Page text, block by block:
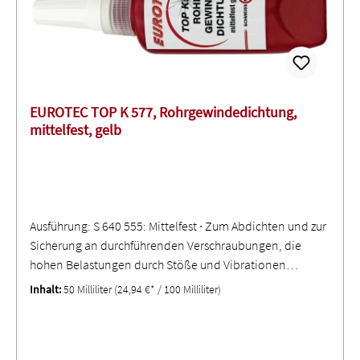
EUROTEC TOP K 577, Rohrgewindedichtung,
mittelfest, gelb
Ausführung: S 640 555: Mittelfest ∙ Zum Abdichten und zur
Sicherung an durchführenden Verschraubungen, die
hohen Belastungen durch Stöße und Vibrationen
standhalten müssen ∙ Besonders für Feingewinde und
Inhalt:50 Milliliter(24,94 €* / 100 Milliliter)